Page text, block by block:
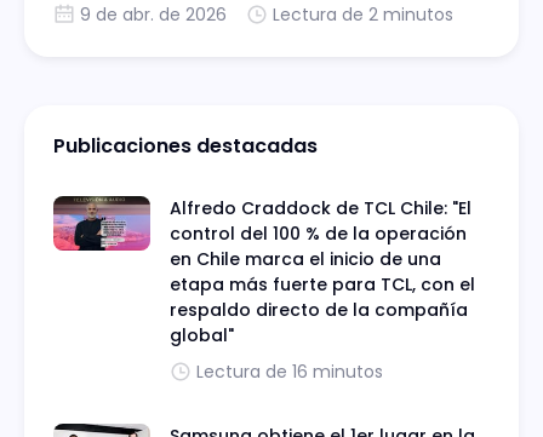
9 de abr. de 2026 Lectura de 2 minutos
Publicaciones destacadas
Alfredo Craddock de TCL Chile: "El
control del 100 % de la operación
en Chile marca el inicio de una
etapa más fuerte para TCL, con el
respaldo directo de la compañía
global"
Lectura de 16 minutos